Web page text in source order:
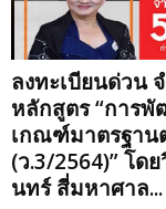
ลงทะเบียนด่วน
หลักสูตร “การพั
เกณฑ์มาตรฐาน
(ว.3/2564)” โด
นทร์ สี่มหาศาล...